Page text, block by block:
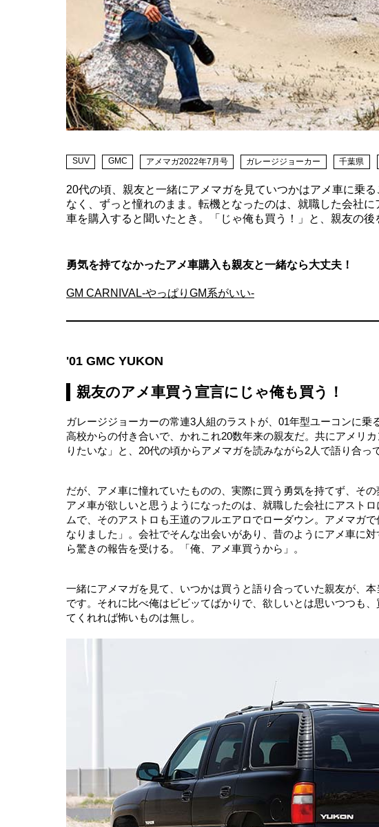
SUV GMC アメマガ2022年7月号 ガレージジョーカー 千葉県
20代の頃、親友と一緒にアメマガを見ていつかはアメ車に乗
なく、ずっと憧れのまま。転機となったのは、就職した会社
車を購入すると聞いたとき。「じゃ俺も買う！」と、親友の後
勇気を持てなかったアメ車購入も親友と一緒なら大丈夫！
GM CARNIVAL-やっぱりGM系がいい-
'01 GMC YUKON
親友のアメ車買う宣言にじゃ俺も買う！
ガレージジョーカーの常連3人組のラストが、01年型ユーコンに
高校からの付き合いで、かれこれ20数年来の親友だ。共にアメリ
りたいな」と、20代の頃からアメマガを読みながら2人で語り合っ
だが、アメ車に憧れていたものの、実際に買う勇気を持てず、そ
アメ車が欲しいと思うようになったのは、就職した会社にアスト
ムで、そのアストロも王道のフルエアロでローダウン。アメマガ
なりました」。会社でそんな出会いがあり、昔のようにアメ車に
ら驚きの報告を受ける。「俺、アメ車買うから」。
一緒にアメマガを見て、いつかは買うと語り合っていた親友が、
です。それに比べ俺はビビッてばかりで、欲しいとは思いつつも
てくれれば怖いものは無し。